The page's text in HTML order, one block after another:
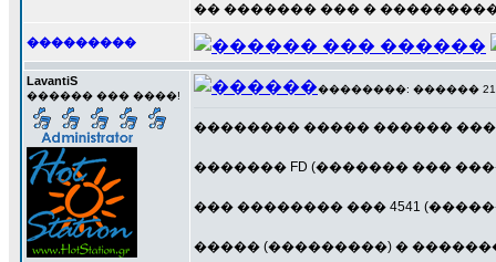
�� ������� ��� � ����������
���������
LavantiS
������ ��� ����!
��������: ������ 21
�������� ����� ������ ���
������� FD (������� ���
��� �������� ��� 4541 (������
����� (���������) � ��������